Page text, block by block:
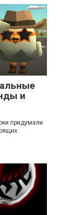
и
придумали